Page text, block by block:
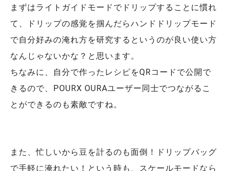
まずはライトガイドモードでドリップすることに慣れ
て、ドリップの感覚を掴んだらハンドドリップモード
で自分好みの淹れ方を研究するというのが良い使い方
なんじゃないかな？と思います。
ちなみに、自分で作ったレシピをQRコードで公開で
きるので、POURX OURAユーザー同士でつながるこ
とができるのも素敵ですね。
また、忙しいから豆を計るのも面倒！ドリップバッグ
で手軽に淹れたい！という時も、スケールモードなら